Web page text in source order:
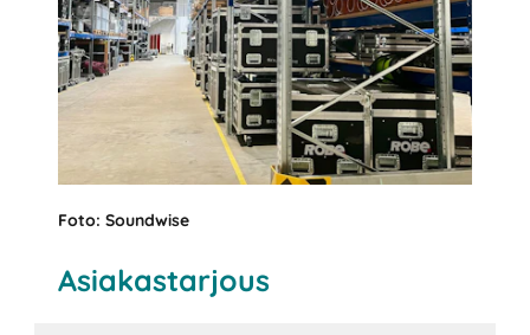
Foto: Soundwise
Asiakastarjous